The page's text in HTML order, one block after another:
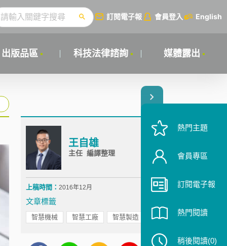
訂閱電子報 會員登入 English
出版品區 科技法律諮詢 媒體露出
王自雄
主任 編譯整理
上稿時間： 2016年12月
文章標籤
智慧機械 智慧工廠 智慧製造
熱門主題
會員專區
訂閱電子報
熱門閱讀
稍後閱讀(0)